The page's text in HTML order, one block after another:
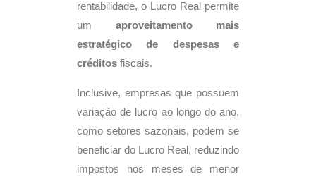
rentabilidade, o Lucro Real permite
um aproveitamento mais
estratégico de despesas e
créditos fiscais.
Inclusive, empresas que possuem
variação de lucro ao longo do ano,
como setores sazonais, podem se
beneficiar do Lucro Real, reduzindo
impostos nos meses de menor